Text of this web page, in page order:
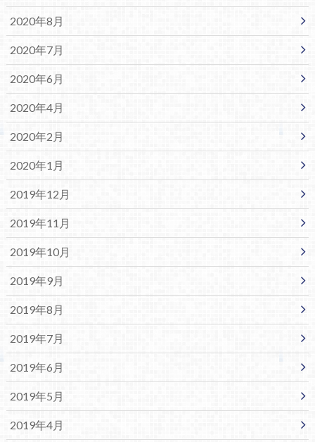
2020年8月
2020年7月
2020年6月
2020年4月
2020年2月
2020年1月
2019年12月
2019年11月
2019年10月
2019年9月
2019年8月
2019年7月
2019年6月
2019年5月
2019年4月